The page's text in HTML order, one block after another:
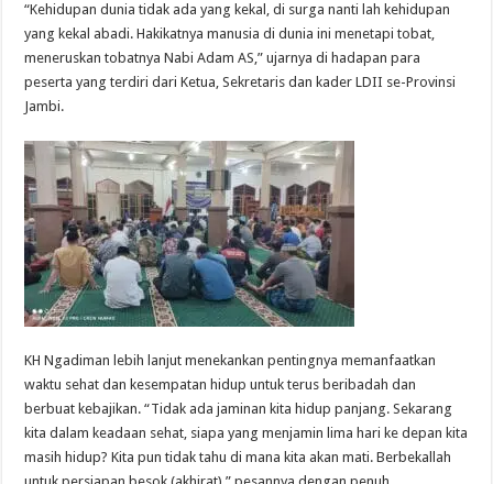
“Kehidupan dunia tidak ada yang kekal, di surga nanti lah kehidupan
yang kekal abadi. Hakikatnya manusia di dunia ini menetapi tobat,
meneruskan tobatnya Nabi Adam AS,” ujarnya di hadapan para
peserta yang terdiri dari Ketua, Sekretaris dan kader LDII se-Provinsi
Jambi.
KH Ngadiman lebih lanjut menekankan pentingnya memanfaatkan
waktu sehat dan kesempatan hidup untuk terus beribadah dan
berbuat kebajikan. “Tidak ada jaminan kita hidup panjang. Sekarang
kita dalam keadaan sehat, siapa yang menjamin lima hari ke depan kita
masih hidup? Kita pun tidak tahu di mana kita akan mati. Berbekallah